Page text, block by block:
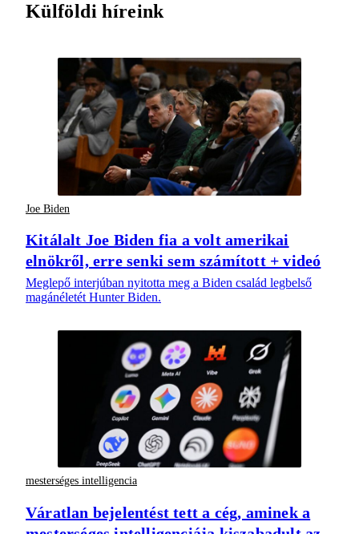
Külföldi híreink
Joe Biden
Kitálalt Joe Biden fia a volt amerikai
elnökről, erre senki sem számított + videó
Meglepő interjúban nyitotta meg a Biden család legbelső
magánéletét Hunter Biden.
mesterséges intelligencia
Váratlan bejelentést tett a cég, aminek a